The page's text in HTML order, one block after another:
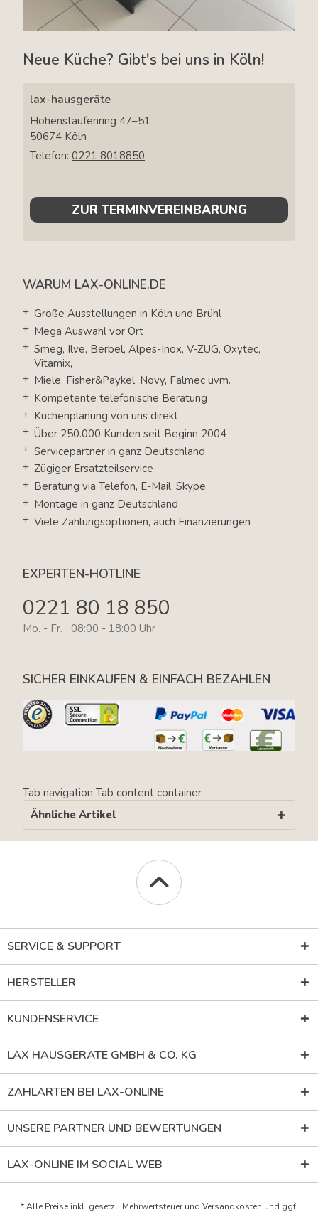
Neue Küche? Gibt's bei uns in Köln!
lax-hausgeräte
Hohenstaufenring 47–51
50674 Köln
Telefon: 0221 8018850
ZUR TERMINVEREINBARUNG
WARUM LAX-ONLINE.DE
Große Ausstellungen in Köln und Brühl
Mega Auswahl vor Ort
Smeg, Ilve, Berbel, Alpes-Inox, V-ZUG, Oxytec,
Vitamix,
Miele, Fisher&Paykel, Novy, Falmec uvm.
Kompetente telefonische Beratung
Küchenplanung von uns direkt
Über 250.000 Kunden seit Beginn 2004
Servicepartner in ganz Deutschland
Zügiger Ersatzteilservice
Beratung via Telefon, E-Mail, Skype
Montage in ganz Deutschland
Viele Zahlungsoptionen, auch Finanzierungen
EXPERTEN-HOTLINE
0221 80 18 850
Mo. - Fr. 08:00 - 18:00 Uhr
SICHER EINKAUFEN & EINFACH BEZAHLEN
Tab navigation Tab content container
Ähnliche Artikel
SERVICE & SUPPORT
HERSTELLER
KUNDENSERVICE
LAX HAUSGERÄTE GMBH & CO. KG
ZAHLARTEN BEI LAX-ONLINE
UNSERE PARTNER UND BEWERTUNGEN
LAX-ONLINE IM SOCIAL WEB
* Alle Preise inkl. gesetzl. Mehrwertsteuer und Versandkosten und ggf.